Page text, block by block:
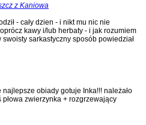
z Kaniowa
- cały dzien - i nikt mu nic nie
kawy i/lub herbaty - i jak rozumiem
sarkastyczny sposób powiedział
obiady gotuje Inka!!! należało
zwierzynka + rozgrzewający